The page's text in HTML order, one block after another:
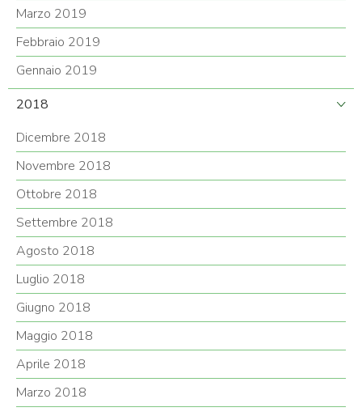
Marzo 2019
Febbraio 2019
Gennaio 2019
2018
Dicembre 2018
Novembre 2018
Ottobre 2018
Settembre 2018
Agosto 2018
Luglio 2018
Giugno 2018
Maggio 2018
Aprile 2018
Marzo 2018